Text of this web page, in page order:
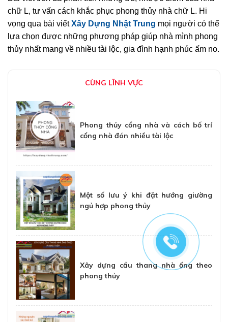
chữ L, tư vấn cách khắc phục phong thủy nhà chữ L. Hi
vọng qua bài viếtXây Dựng Nhật Trung mọi người có thể
lựa chọn được những phương pháp giúp nhà mình phong
thủy nhất mang về nhiều tài lộc, gia đình hạnh phúc ấm no.
CÙNG LĨNH VỰC
Phong thủy cổng nhà và cách bố trí
cổng nhà đón nhiều tài lộc
Một số lưu ý khi đặt hướng giường
ngủ hợp phong thủy
Xây dựng cầu thang nhà ống theo
phong thủy